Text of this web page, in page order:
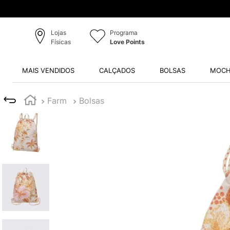
Lojas
Físicas
Programa
Love Points
MAIS VENDIDOS CALÇADOS BOLSAS
Farm Bolsas